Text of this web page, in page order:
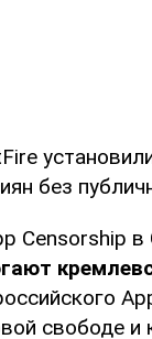
без
Censorship
свободе и